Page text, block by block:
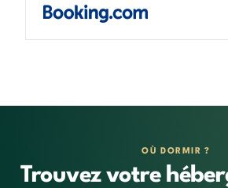
OÙ DORMIR ?
Trouvez votre